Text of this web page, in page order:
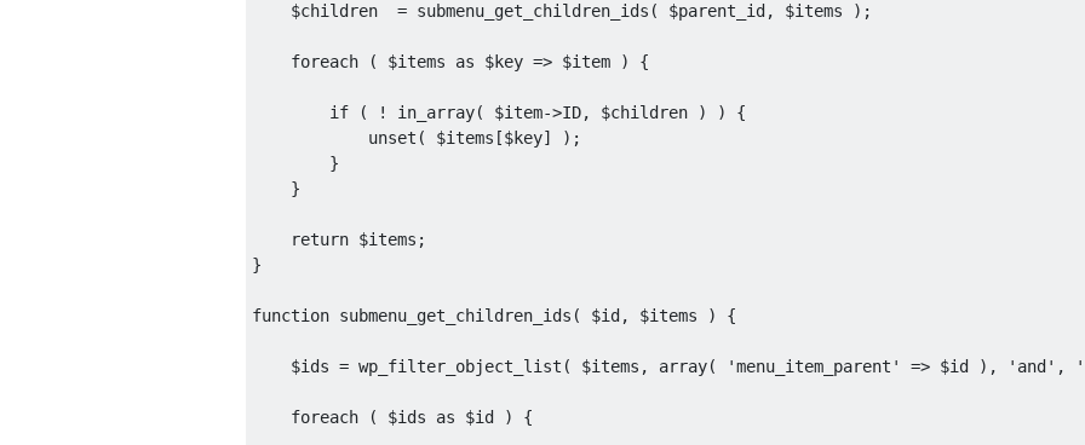
    $children
= submenu_get_children_ids ( $parent_id , $items );
foreach ( $items as $key => $item ) {
if ( ! in_array( $item->ID, $children ) )
{
            unset
( $items [$key]
);
}
}
return $items ;
}
function submenu_get_children_ids ( $id , $items ) {
    $ids
= wp_filter_object_list ( $items , array( 'menu_item_parent' => $id ), 'and' ,
foreach ( $ids as $id ) {